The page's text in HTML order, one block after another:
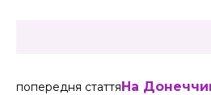
попередня статтяНа